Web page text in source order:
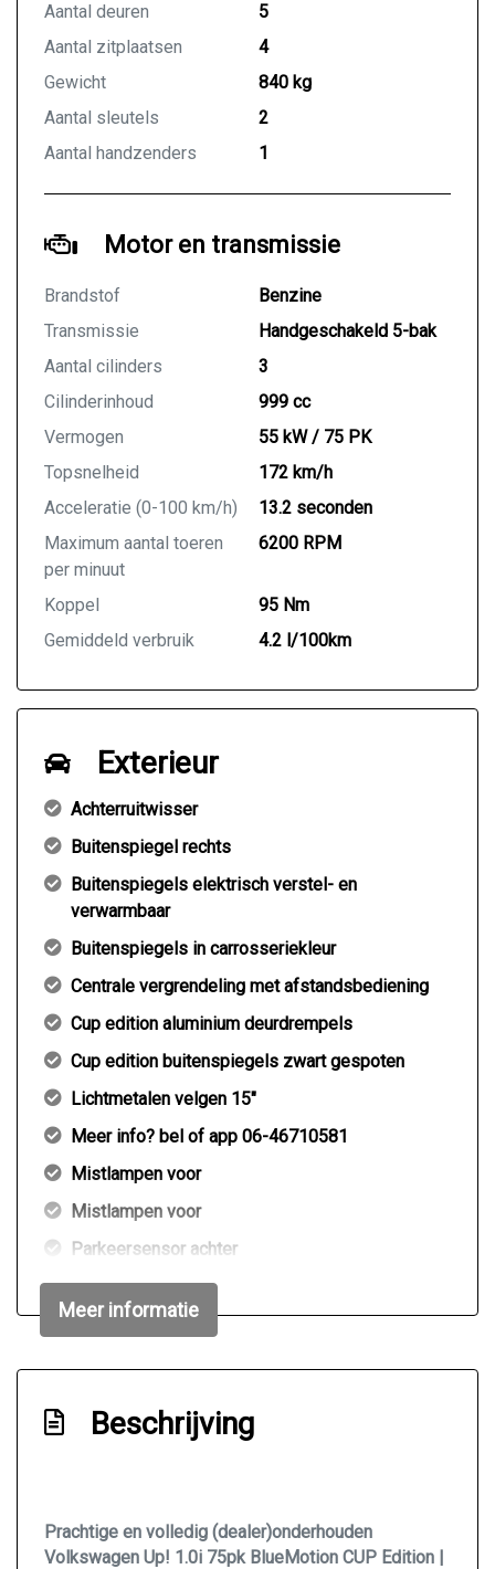
Aantal deuren
5
Aantal zitplaatsen
4
Gewicht
840 kg
Aantal sleutels
2
Aantal handzenders
1
Motor en transmissie
Brandstof
Benzine
Transmissie
Handgeschakeld 5-bak
Aantal cilinders
3
Cilinderinhoud
999 cc
Vermogen
55 kW / 75 PK
Topsnelheid
172 km/h
Acceleratie (0-100 km/h)
13.2 seconden
Maximum aantal toeren
per minuut
6200 RPM
Koppel
95 Nm
Gemiddeld verbruik
4.2 l/100km
Exterieur
Achterruitwisser
Buitenspiegel rechts
Buitenspiegels elektrisch verstel- en
verwarmbaar
Buitenspiegels in carrosseriekleur
Centrale vergrendeling met afstandsbediening
Cup edition aluminium deurdrempels
Cup edition buitenspiegels zwart gespoten
Lichtmetalen velgen 15"
Meer info? bel of app 06-46710581
Mistlampen voor
Mistlampen voor
Parkeersensor achter
Speciale kleur
Sportvelgen
Interieur
Achterbank in delen neerklapbaar
Cup edition lederen handremhendel grip
Meer informatie
Beschrijving
Prachtige en volledig (dealer)onderhouden
Volkswagen Up! 1.0i 75pk BlueMotion CUP Edition |